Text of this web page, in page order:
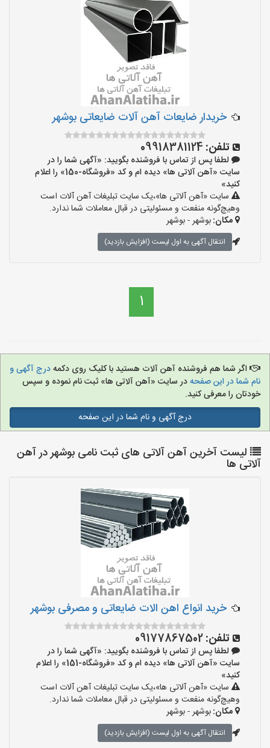
خریدار ضایعات آهن آلات ضایعاتی بوشهر
تلفن: 09918381124
لطفا پس از تماس با فروشنده بگویید: «آگهی شما را در
سایت «آهن آلاتی ها» دیده ام و کد «فروشگاه-150» را اعلام
کنید»
سایت «آهن آلاتی ها»،یک سایت تبلیغات آهن آلات است
وهیچ‌گونه منفعت و مسئولیتی در قبال معاملات شما ندارد.
مکان:بوشهر - بوشهر
انتقال آگهی به اول لیست (افزایش بازدید)
1
اگر شما هم فروشنده آهن آلات هستید با کلیک روی دکمهدرج آگهی و
نام شما در این صفحهدر سایت «آهن آلاتی ها» ثبت نام نموده و سپس
خودتان را معرفی کنید.
درج آگهی و نام شما در این صفحه
لیست آخرین آهن آلاتی های ثبت نامی بوشهر در آهن
آلاتی ها
خرید انواع اهن الات ضایعاتی و مصرفی بوشهر
تلفن:09177867502
لطفا پس از تماس با فروشنده بگویید: «آگهی شما را در
سایت «آهن آلاتی ها» دیده ام و کد «فروشگاه-151» را اعلام
کنید»
سایت «آهن آلاتی ها»،یک سایت تبلیغات آهن آلات است
وهیچ‌گونه منفعت و مسئولیتی در قبال معاملات شما ندارد.
مکان:بوشهر - بوشهر
انتقال آگهی به اول لیست (افزایش بازدید)